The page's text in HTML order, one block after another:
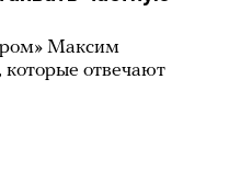
Максим
которые отвечают